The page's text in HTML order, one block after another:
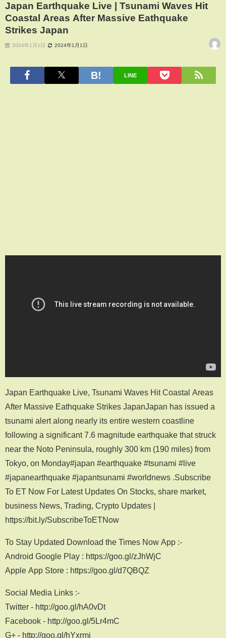
Japan Earthquake Live | Tsunami Waves Hit
Coastal Areas After Massive Eathquake
Strikes Japan
2024年1月1日 2024年1月1日
LINE
Japan Earthquake Live, Tsunami Waves Hit Coastal Areas
After Massive Eathquake Strikes JapanJapan has issued a
tsunami alert along nearly its entire western coastline
following a significant 7.6 magnitude earthquake that struck
near the Noto Peninsula, roughly 300 km (190 miles) from
Tokyo, on Monday#japan #earthquake #tsunami #live
#japanearthquake #japantsunami #worldnews .Subscribe
To ET Now For Latest Updates On Stocks, share market,
business News, Trading, Crypto Updates |
https://bit.ly/SubscribeToETNow
To Stay Updated Download the Times Now App :-
Android Google Play : https://goo.gl/zJhWjC
Apple App Store : https://goo.gl/d7QBQZ
Social Media Links :-
Twitter - http://goo.gl/hA0vDt
Facebook - http://goo.gl/5Lr4mC
G+ - http://goo.gl/hYxrmj